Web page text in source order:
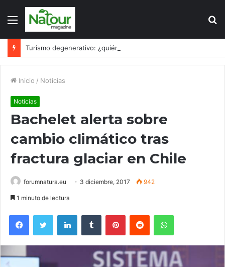
Menú
Inicio / Noticias
Noticias
Bachelet alerta sobre
cambio climático tras
fractura glaciar en Chile
forumnatura.eu 3 diciembre, 2017 942
1 minuto de lectura
FacebookTwitter LinkedInTumblr PinterestReddit WhatsApp